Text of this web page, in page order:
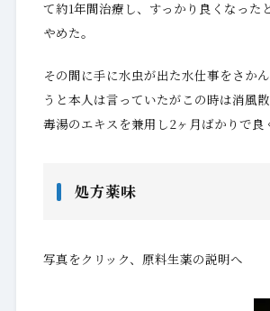
て約1年間治療し、すっかり良くなった
やめた。
その間に手に水虫が出た水仕事をさか
うと本人は言っていたがこの時は消風
毒湯のエキスを兼用し2ヶ月ばかりで良
処方薬味
写真をクリック、原料生薬の説明へ